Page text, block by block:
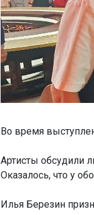
Во время
Артисты обсудили
Оказалось, что у
Илья Березин